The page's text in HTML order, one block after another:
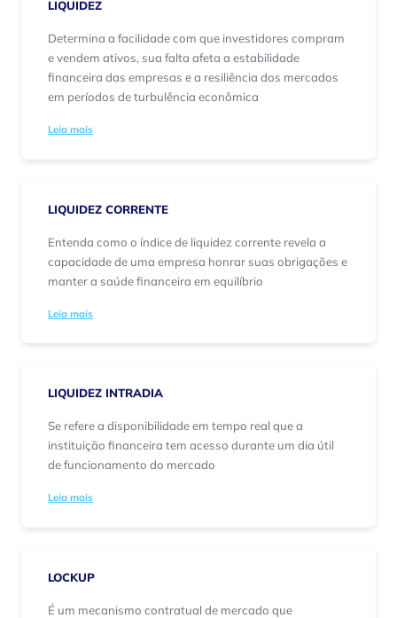
LIQUIDEZ
Determina a facilidade com que investidores compram
e vendem ativos, sua falta afeta a estabilidade
financeira das empresas e a resiliência dos mercados
em períodos de turbulência econômica
Leia mais
LIQUIDEZ CORRENTE
Entenda como o índice de liquidez corrente revela a
capacidade de uma empresa honrar suas obrigações e
manter a saúde financeira em equilíbrio
Leia mais
LIQUIDEZ INTRADIA
Se refere a disponibilidade em tempo real que a
instituição financeira tem acesso durante um dia útil
de funcionamento do mercado
Leia mais
LOCKUP
É um mecanismo contratual de mercado que